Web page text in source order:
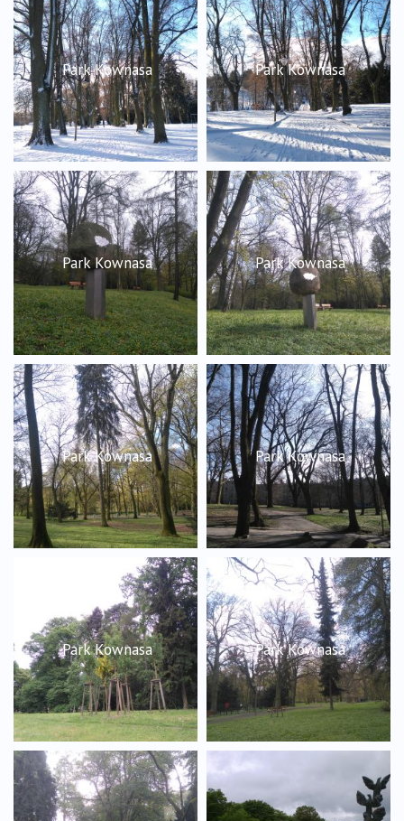
Park Kownasa Park Kownasa
Park Kownasa Park Kownasa
Park Kownasa Park Kownasa
Park Kownasa Park Kownasa